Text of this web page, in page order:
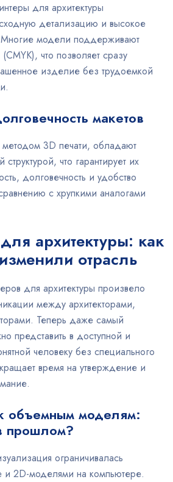
для архитектуры
детализацию и высокое
модели поддерживают
что позволяет сразу
изделие без трудоемкой
макетов
3D печати, обладают
что гарантирует их
долговечность и удобство
с хрупкими аналогами
архитектуры: как
отрасль
для архитектуры произвело
между архитекторами,
Теперь даже самый
представить в доступной и
человеку без специального
время на утверждение и
объемным моделям:
прошлом?
ограничивалась
и 2D-моделями на компьютере.